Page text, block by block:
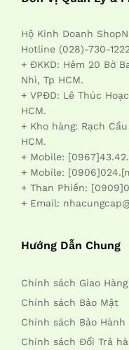
Hộ Kinh Doanh
Hotline (028)-730-
+ ĐKKD: Hẻm 20 Bờ
Nhì, Tp HCM.
+ VPĐD: Lê Thúc
HCM.
+ Kho hàng: Rạch
HCM.
+ Mobile:
+ Mobile:
+ Than Phiền:
+ Email:
Hướng Dẫn Chung
Chính sách Giao Hàng
Chính sách Bảo Mật
Chính sách Bảo Hành
Chính sách Đổi Trả